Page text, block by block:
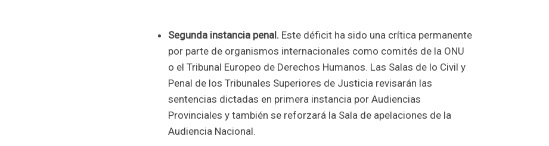
Segunda instancia penal. Este déficit ha sido una crítica permanente
por parte de organismos internacionales como comités de la ONU
o el Tribunal Europeo de Derechos Humanos. Las Salas de lo Civil y
Penal de los Tribunales Superiores de Justicia revisarán las
sentencias dictadas en primera instancia por Audiencias
Provinciales y también se reforzará la Sala de apelaciones de la
Audiencia Nacional.